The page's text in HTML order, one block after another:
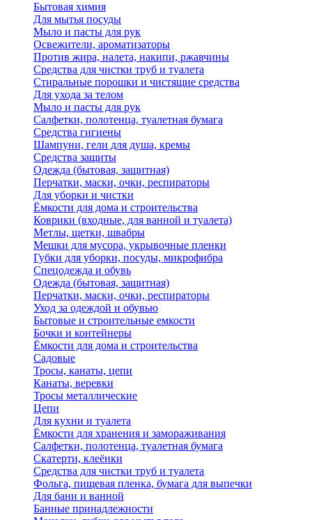
Бытовая химия
Для мытья посуды
Мыло и пасты для рук
Освежители, ароматизаторы
Против жира, налета, накипи, ржавчины
Средства для чистки труб и туалета
Стиральные порошки и чистящие средства
Для ухода за телом
Мыло и пасты для рук
Салфетки, полотенца, туалетная бумага
Средства гигиены
Шампуни, гели для душа, кремы
Средства защиты
Одежда (бытовая, защитная)
Перчатки, маски, очки, респираторы
Для уборки и чистки
Ёмкости для дома и строительства
Коврики (входные, для ванной и туалета)
Метлы, щетки, швабры
Мешки для мусора, укрывочные пленки
Губки для уборки, посуды, микрофибра
Спецодежда и обувь
Одежда (бытовая, защитная)
Перчатки, маски, очки, респираторы
Уход за одеждой и обувью
Бытовые и строительные емкости
Бочки и контейнеры
Ёмкости для дома и строительства
Садовые
Тросы, канаты, цепи
Канаты, веревки
Тросы металлические
Цепи
Для кухни и туалета
Ёмкости для хранения и замораживания
Салфетки, полотенца, туалетная бумага
Скатерти, клеёнки
Средства для чистки труб и туалета
Фольга, пищевая пленка, бумага для выпечки
Для бани и ванной
Банные принадлежности